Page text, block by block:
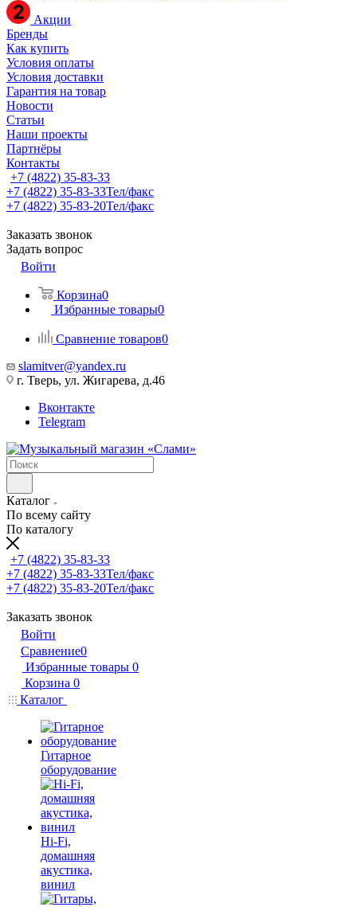
Акции
Бренды
Как купить
Условия оплаты
Условия доставки
Гарантия на товар
Новости
Статьи
Наши проекты
Партнёры
Контакты
+7 (4822) 35-83-33
+7 (4822) 35-83-33Тел/факс
+7 (4822) 35-83-20Тел/факс
Заказать звонок
Задать вопрос
Войти
Корзина0
Избранные товары0
Сравнение товаров0
slamitver@yandex.ru
г. Тверь, ул. Жигарева, д.46
Вконтакте
Telegram
Каталог
По всему сайту
По каталогу
+7 (4822) 35-83-33
+7 (4822) 35-83-33Тел/факс
+7 (4822) 35-83-20Тел/факс
Заказать звонок
Войти
Сравнение0
Избранные товары 0
Корзина 0
Каталог
Гитарное
оборудование
Hi-Fi,
домашняя
акустика,
винил